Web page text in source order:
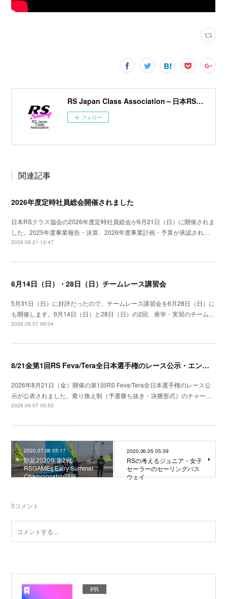
RS Japan Class Association～日本RSクラス協会～
フォロー
関連記事
2026年度定時社員総会開催されました
日本RSクラス協会の2026年度定時社員総会が6月21日（日）に開催されま
した。2025年度事業報告・決算、2026年度事業計画・予算が承認され…
2026.06.21 12:47
6月14日（日）・28日（日）チームレース講習会
5月31日（日）に好評だったので、チームレース講習会を6月28日（日）に
も開催します。6月14日（日）と28日（日）の2回、座学・実習のチーム…
2026.06.07 06:04
8/21金第1回RS Feva/Tera全日本選手権のレース公示・エントリー開始
2026年8月21日（金）開催の第1回RS Feva/Tera全日本選手権のレース公
示が公表されました。乗り換え制（予選勝ち抜き・決勝形式）のチャー…
2026.06.07 05:53
2020.07.08 05:17
順延2020年第2戦
RSGAMEs Ealry Summer
Championship開催
2020.06.05 05:39
RSの考えるジュニア・女子
セーラーのセーリングパス
ウェイ
0コメント
PR